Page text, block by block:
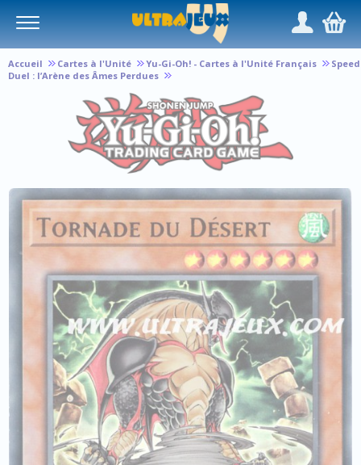
/,
Accueil Cartes à l'Unité Yu-Gi-Oh! - Cartes à l'Unité Français
Speed
Duel : l’Arène des Âmes Perdues